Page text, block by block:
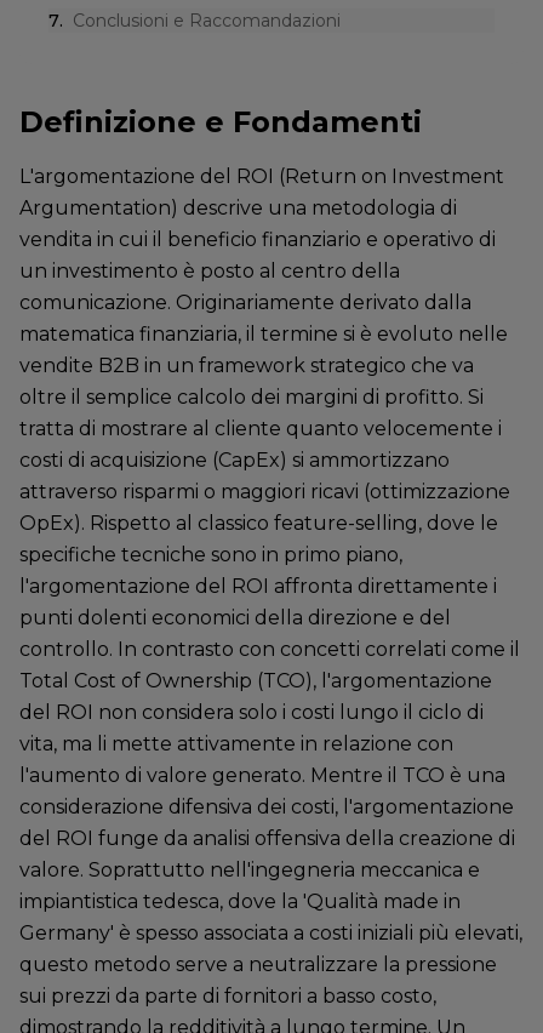
7. Conclusioni e Raccomandazioni
Definizione e Fondamenti
L'argomentazione del ROI (Return on Investment
Argumentation) descrive una metodologia di
vendita in cui il beneficio finanziario e operativo di
un investimento è posto al centro della
comunicazione. Originariamente derivato dalla
matematica finanziaria, il termine si è evoluto nelle
vendite B2B in un framework strategico che va
oltre il semplice calcolo dei margini di profitto. Si
tratta di mostrare al cliente quanto velocemente i
costi di acquisizione (CapEx) si ammortizzano
attraverso risparmi o maggiori ricavi (ottimizzazione
OpEx). Rispetto al classico feature-selling, dove le
specifiche tecniche sono in primo piano,
l'argomentazione del ROI affronta direttamente i
punti dolenti economici della direzione e del
controllo. In contrasto con concetti correlati come il
Total Cost of Ownership (TCO), l'argomentazione
del ROI non considera solo i costi lungo il ciclo di
vita, ma li mette attivamente in relazione con
l'aumento di valore generato. Mentre il TCO è una
considerazione difensiva dei costi, l'argomentazione
del ROI funge da analisi offensiva della creazione di
valore. Soprattutto nell'ingegneria meccanica e
impiantistica tedesca, dove la 'Qualità made in
Germany' è spesso associata a costi iniziali più elevati,
questo metodo serve a neutralizzare la pressione
sui prezzi da parte di fornitori a basso costo,
dimostrando la redditività a lungo termine. Un